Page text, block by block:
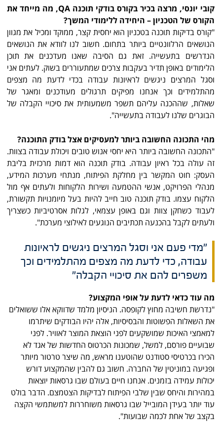
קובי יונסי, מרצה בכיר בקורס בודקי תוכנהQA, מה מייחד את
הקורס של הטכניון – היחידה ללימודי המשך?
"קורס בדיקות תוכנה בטכניון הוא יחסית קצר, ממוקד ומכיל את מגוון
הנושאים הרלוונטיים ביותר בתחום. חשוב לנו לוודא את הנושאים
הנדרשים בתעשייה. זאת גם הסיבה שאנו מעדכנים את תוכן
הלימודים באופן תדיר בעקבות צרכים שמתעוררים בשוק. לעתים אני
וסגל המרצים ניגשים לראיונות עבודה בכדי לדעת מה מצפים
מהתלמידים וכך אנחנו מפיקים תרגולים מעודכנים ומאגר של
שאלות, שההכנה עליהם תשפר משמעותית את סיכויי הקבלה של
הבוגרים שלנו לעבודה בתעשייה".
מהי התכונה החשובה ביותר למעסיקים אצל בודק התוכנה?
"התכונה החשובה ביותר היא יחסי אנוש טובים ויכולת עבודה בצוות.
זה עולה בכל ראיון עבודה. בודק תוכנה הוא דמות מרכזית בליבת
העסק: חוט המקשר בין מחלקת הפיתוח, מנתחי מערכות המידע,
מנהלי הפרויקט, אנשי ההטמעה ושירות הלקוחות ולעתים אף מול
הלקוח עצמו. בודק תוכנה טוב חייב להיות בעל מיומנויות תקשורת,
לעבוד כשחקן צוות וגם באופן עצמאי, לגלות אסרטיביות כשצריך
ולעתים לקבל בהכנעה תכתיבים הנוגעים לאילוצי מערכת".
"מדי פעם אני וסגל המרצים ניגשים לראיונות
עבודה, כדי לדעת מה מצפים מהתלמידים וכך
משפרים להם את סיכויי הקבלה"
מה עוד כדאי לדעת על אופי המקצוע?
"נדרשת חשיבה מחוץ לקופסה. הניסיון מלמד שדווקא אלו ששואלים
את השאלות הפשוטות והבסיסיות, אלה יהיו הבודקים שיתרמו
למאמצי האיכות שמושקעים לפני הוצאת המוצר לאוויר. לפני
שבועיים פורסם, למשל, שמכונות הכרטוס החדשות של אגד לא
הכירו בכרטיסי סטודנט שהוטענו מראש, מה שיצר טרטור מיותר
ופגיעה במוניטין של החברה. חשוב גם להבין שהמקצוע דורש
יכולות עמידה בזמנים. אנחנו חיים בעולם שבו גרסאות יוצאות
במהירות והיחס שבין שלבי הפיתוח לבדיקות הצטמצם. הדבר בולט
עוד יותר בעידן המובייל שבו גרסאות משוחררות למשתמשי הקצה
בקצב של אחת לכמה שבועות".